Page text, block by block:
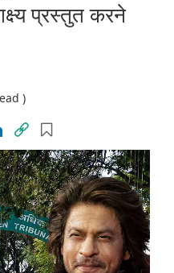
प्रस्तुत करने
)